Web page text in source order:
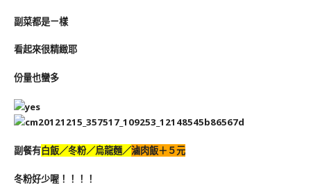
副菜都是ㄧ樣
看起來很精緻耶
份量也蠻多
副餐有白飯／冬粉／烏龍麵／滷肉飯＋５元
冬粉好少喔！！！！